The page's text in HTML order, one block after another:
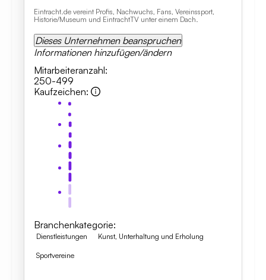
Eintracht.de vereint Profis, Nachwuchs, Fans, Vereinssport,
Historie/Museum und EintrachtTV unter einem Dach.
Dieses Unternehmen beanspruchen
Informationen hinzufügen/ändern
Mitarbeiteranzahl:
250-499
Kaufzeichen:
Branchenkategorie:
Dienstleistungen Kunst, Unterhaltung und Erholung
Sportvereine